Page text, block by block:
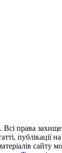
права
сайту